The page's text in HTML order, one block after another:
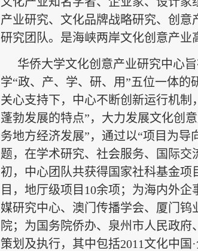
产业研究、文化品牌战略研究、创
研究团队。是海峡两岸文化创意产业
华侨大学文化创意产业研究中心
学“政、产、学、研、用”五位一体
关心支持下，中心不断创新运行机
蓬勃发展的特点”，大力发展文化创
务地方经济发展”，通过以“项目为
题，在学术研究、社会服务、国际
初，中心团队共获得国家社科基金项
目，地厅级项目 10余项；为海内外企
媒研究中心、澳门传播学会、厦门钨
院；为国务院侨办、泉州市人民政
策划及执行，其中包括2011文化中国